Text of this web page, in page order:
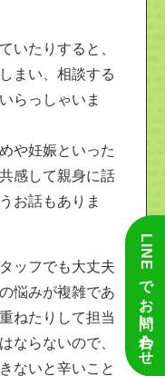
いたりすると、
まい、相談する
らっしゃいま
や妊娠といった
感して親身に話
お話もありま
ッフでも大丈夫
悩みが複雑であ
ねたりして担当
ならないので、
ないと辛いこと
LINEでお問い合わせ